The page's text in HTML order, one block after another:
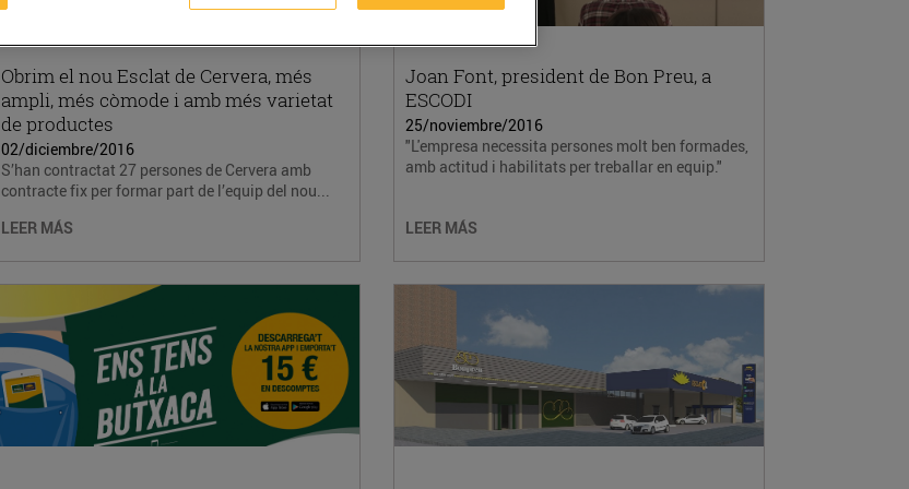
Obrim el nou Esclat de Cervera, més
ampli, més còmode i amb més varietat
de productes
02/diciembre/2016
S’han contractat 27 persones de Cervera amb
contracte fix per formar part de l’equip del nou...
LEER MÁS
Joan Font, president de Bon Preu, a
ESCODI
25/noviembre/2016
"L'empresa necessita persones molt ben formades,
amb actitud i habilitats per treballar en equip."
LEER MÁS